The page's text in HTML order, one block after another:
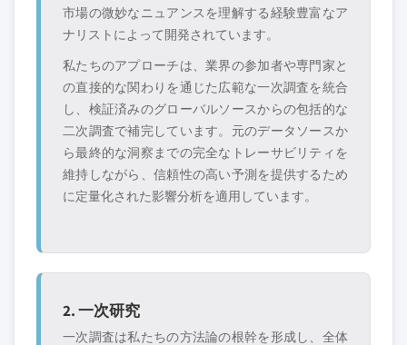
市場の微妙なニュアンスを理解する経験豊富なア
ナリストによって開発されています。
私たちのアプローチは、業界の参加者や専門家と
の直接的な関わりを通じた広範な一次調査を統合
し、検証済みのグローバルソースからの包括的な
二次調査で補完しています。元のデータソースか
ら最終的な洞察までの完全なトレーサビリティを
維持しながら、信頼性の高い予測を提供するため
に定量化された影響分析を適用しています。
2. 一次研究
一次調査は私たちの方法論の根幹を形成し、全体